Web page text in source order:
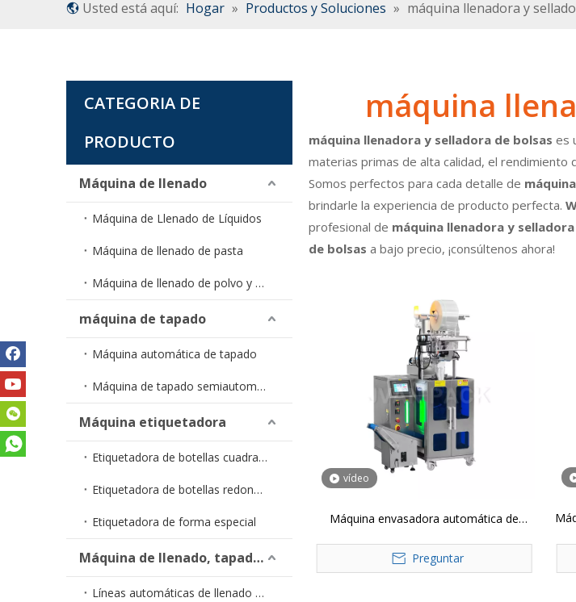
Usted está aquí: Hogar » Productos y Soluciones » máquina llenadora y
CATEGORIA DE
PRODUCTO
Máquina de llenado
Máquina de Llenado de Líquidos
Máquina de llenado de pasta
Máquina de llenado de polvo y gránulos
máquina de tapado
Máquina automática de tapado
Máquina de tapado semiautomática
Máquina etiquetadora
Etiquetadora de botellas cuadradas
Etiquetadora de botellas redondas
Etiquetadora de forma especial
Máquina de llenado, tapado y etiquetado
Líneas automáticas de llenado de líquidos
máquina
máquina llenadora y selladora de bolsas es
materias primas de alta calidad, el rendimiento
Somos perfectos para cada detalle de
brindarle la experiencia de producto perfecta.
profesional de máquina llenadora y
de bolsas a bajo precio, ¡consúltenos ahora!
vídeo
Máquina envasadora automática de
Preguntar